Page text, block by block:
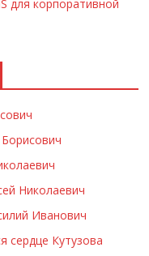
для корпоративной
Николаевич
Иванович
сердце Кутузова